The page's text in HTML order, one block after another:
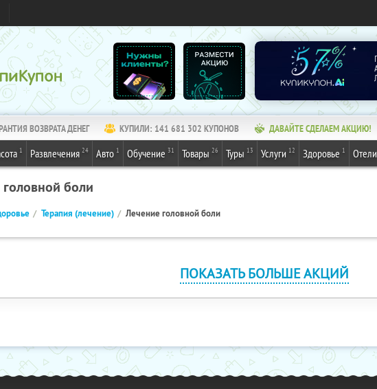
ВОЗВРАТА ДЕНЕГ КУПИЛИ: 141 681 302 КУПОНОВ ДАВАЙТЕ СДЕЛАЕМ АКЦИЮ!
1 Развлечения 24 Авто 1 Обучение 31 Товары 26 Туры 13 Услуги 12 Здоровье 1 Отели
боли
Терапия (лечение) Лечение головной боли
ПОКАЗАТЬ БОЛЬШЕ АКЦИЙ